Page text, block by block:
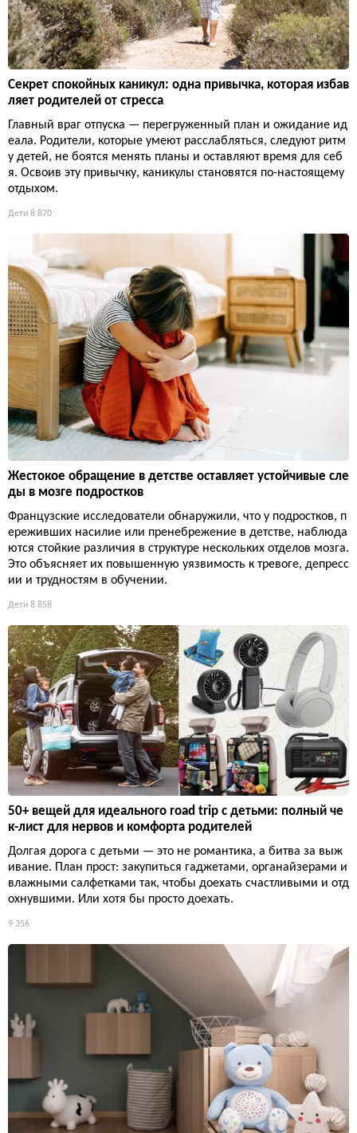
Секрет спокойных каникул: одна привычка, которая избав
ляет родителей от стресса
Главный враг отпуска — перегруженный план и ожидание ид
еала. Родители, которые умеют расслабляться, следуют ритм
у детей, не боятся менять планы и оставляют время для себ
я. Освоив эту привычку, каникулы становятся по-настоящему
отдыхом.
Дети 8 870
Жестокое обращение в детстве оставляет устойчивые сле
ды в мозге подростков
Французские исследователи обнаружили, что у подростков, п
ереживших насилие или пренебрежение в детстве, наблюда
ются стойкие различия в структуре нескольких отделов мозга.
Это объясняет их повышенную уязвимость к тревоге, депресс
ии и трудностям в обучении.
Дети 8 858
50+ вещей для идеального road trip с детьми: полный че
к-лист для нервов и комфорта родителей
Долгая дорога с детьми — это не романтика, а битва за выж
ивание. План прост: закупиться гаджетами, органайзерами и
влажными салфетками так, чтобы доехать счастливыми и отд
охнувшими. Или хотя бы просто доехать.
9 356